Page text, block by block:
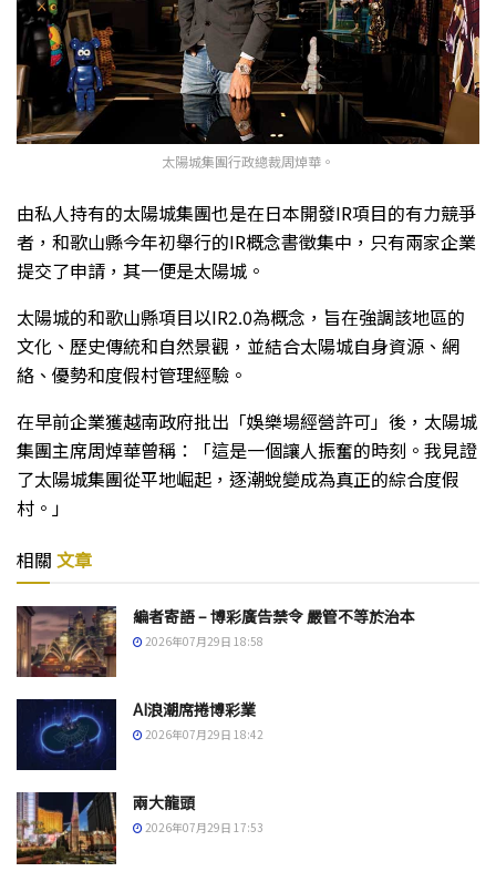
太陽城集團行政總裁周焯華。
由私人持有的太陽城集團也是在日本開發IR項目的有力競爭
者，和歌山縣今年初舉行的IR概念書徵集中，只有兩家企業
提交了申請，其一便是太陽城。
太陽城的和歌山縣項目以IR2.0為概念，旨在強調該地區的
文化、歷史傳統和自然景觀，並結合太陽城自身資源、網
絡、優勢和度假村管理經驗。
在早前企業獲越南政府批出「娛樂場經營許可」後，太陽城
集團主席周焯華曾稱：「這是一個讓人振奮的時刻。我見證
了太陽城集團從平地崛起，逐潮蛻變成為真正的綜合度假
村。」
相關 文章
編者寄語 – 博彩廣告禁令 嚴管不等於治本
2026年07月29日 18:58
AI浪潮席捲博彩業
2026年07月29日 18:42
兩大龍頭
2026年07月29日 17:53